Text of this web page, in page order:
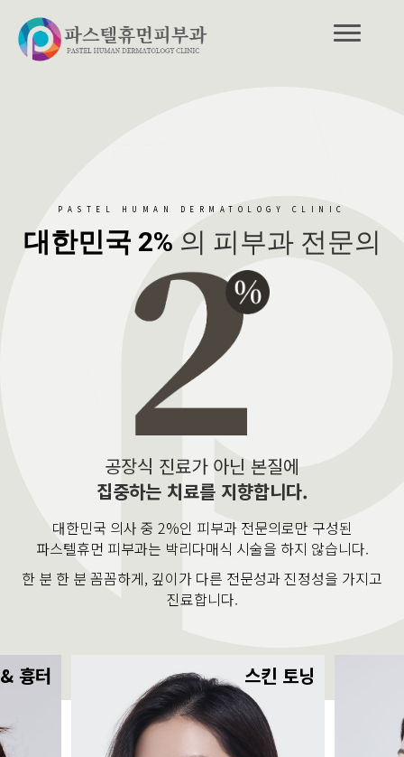
PASTEL HUMAN DERMATOLOGY CLINIC
대한민국 2% 의 피부과 전문의
공장식 진료가 아닌 본질에
집중하는 치료를 지향합니다.
대한민국 의사 중 2%인 피부과 전문의로만 구성된
파스텔휴먼 피부과는 박리다매식 시술을 하지 않습니다.
한 분 한 분 꼼꼼하게, 깊이가 다른 전문성과 진정성을 가지고
진료합니다.
흉터 스킨 토닝